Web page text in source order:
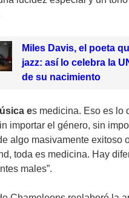
Miles Davis, el poeta
jazz: así lo celebra la
de su nacimiento
es medicina. Eso es lo
importar el género, sin
algo masivamente exitoso
toda es medicina. Hay
males”.